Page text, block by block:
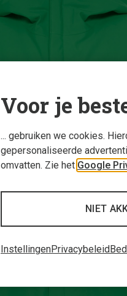
Voor je
... gebruiken we cookies.
gepersonaliseerde
omvatten. Zie het Google
NIET
InstellingenPrivacybeleid